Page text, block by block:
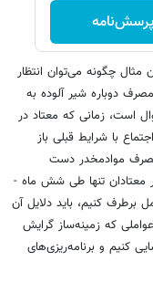
چگونه می‌توان انتظار
دوباره شیر آلوده به
است، زمانی که معتاد در
با شرایط قبلی باز
مصرف موادمخدر دست
معتادان تنها طی شش ماه -
برطرف کنیم، باید دلایل آن
که زمینه‌ساز گرایش
کنیم و برنامه‌ریزی‌های